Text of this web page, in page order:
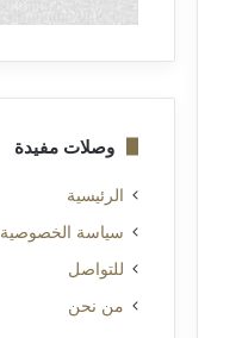
وصلات مفيدة
الرئيسية
سياسة الخصوصية
للتواصل
من نحن